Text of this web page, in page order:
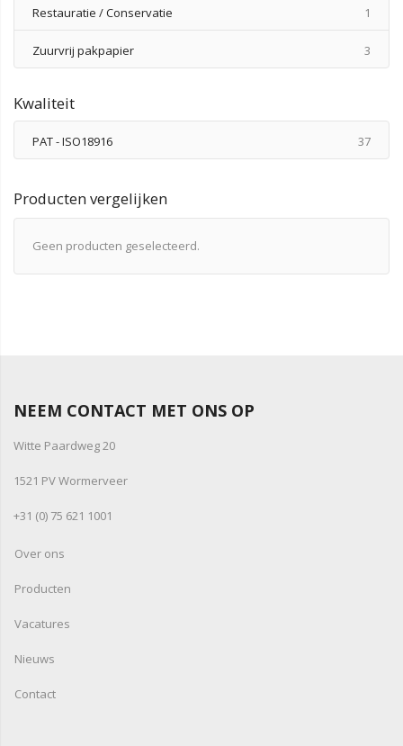
Restauratie / Conservatie 1
Zuurvrij pakpapier 3
Kwaliteit
PAT - ISO18916 37
Producten vergelijken
Geen producten geselecteerd.
NEEM CONTACT MET ONS OP
Witte Paardweg 20
1521 PV Wormerveer
+31 (0) 75 621 1001
Over ons
Producten
Vacatures
Nieuws
Contact